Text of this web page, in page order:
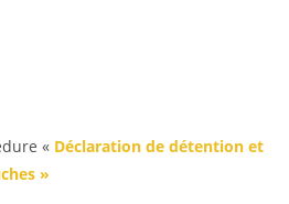
« Déclaration de détention et
»